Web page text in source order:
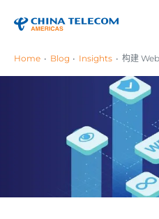
Home Blog Insights 构建 Web